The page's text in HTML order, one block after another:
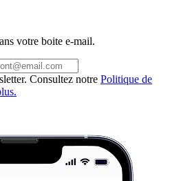
votre boite e-mail.
Consultez notre Politique de